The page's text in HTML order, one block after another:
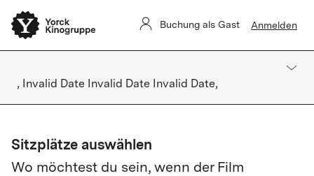
Buchung als Gast Anmelden
, Invalid Date Invalid Date Invalid Date,
Sitzplätze auswählen
Wo möchtest du sein, wenn der Film